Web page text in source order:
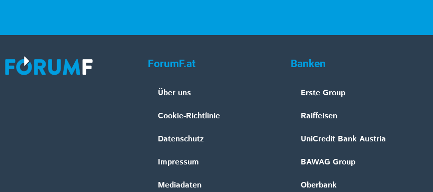
ForumF.at
Über uns
Cookie-Richtlinie
Datenschutz
Impressum
Mediadaten
Banken
Erste Group
Raiffeisen
UniCredit Bank Austria
BAWAG Group
Oberbank